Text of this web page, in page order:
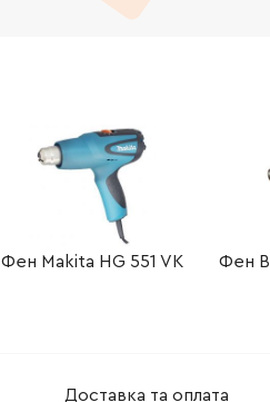
Фен Makita HG 551 VK
Фен
Доставка та оплата